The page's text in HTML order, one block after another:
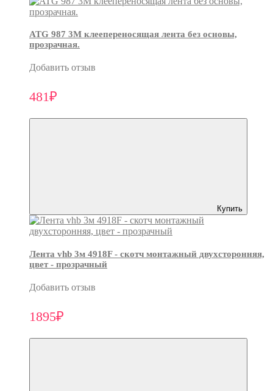
ATG 987 3М клеепереносящая лента без основы,
прозрачная.
Добавить отзыв
481₽
Купить
Лента vhb 3м 4918F - скотч монтажный двухсторонняя,
цвет - прозрачный
Добавить отзыв
1895₽